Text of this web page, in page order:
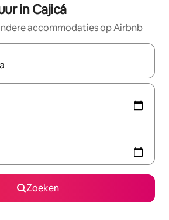
in Cajicá
accommodaties op Airbnb
beschikbaar zijn, maak je een keuze
Zoeken